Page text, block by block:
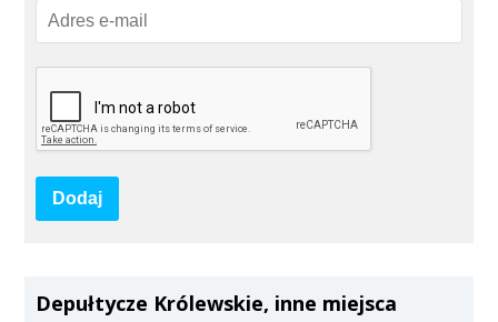
Dodaj
Depułtycze Królewskie, inne miejsca